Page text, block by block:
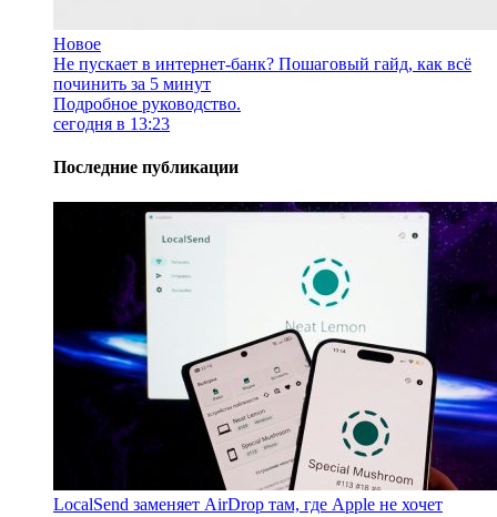
Новое
Не пускает в интернет-банк? Пошаговый гайд, как всё
починить за 5 минут
Подробное руководство.
сегодня в 13:23
Последние публикации
LocalSend заменяет AirDrop там, где Apple не хочет